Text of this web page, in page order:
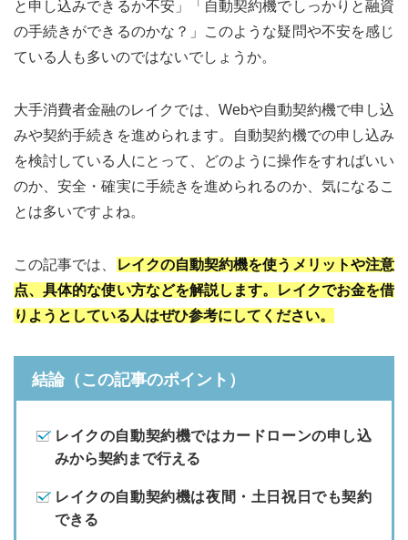
商品名から探す
消費者金融
プロミスのカードローン
アイフルのカードローン
レイクのカードローン
SMBCモビットのカードローン
都市銀行・信託銀行
みずほ銀行カードローン
三菱ＵＦＪ銀行バンクイック
楽天銀行スーパーローン
と申し込みできるか不安」「自動契約機でしっかりと融資
の手続きができるのかな？」このような疑問や不安を感じ
ている人も多いのではないでしょうか。
大手消費者金融のレイクでは、Webや自動契約機で申し込
みや契約手続きを進められます。自動契約機での申し込み
を検討している人にとって、どのように操作をすればいい
のか、安全・確実に手続きを進められるのか、気になるこ
とは多いですよね。
この記事では、
レイクの自動契約機を使うメリットや注意
点、具体的な使い方などを解説します。レイクでお金を借
りようとしている人はぜひ参考にしてください。
結論（この記事のポイント）
レイクの自動契約機ではカードローンの申し込
みから契約まで行える
レイクの自動契約機は夜間・土日祝日でも契約
できる